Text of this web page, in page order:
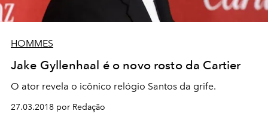
HOMMES
Jake Gyllenhaal é o novo rosto da Cartier
O ator revela o icônico relógio Santos da grife.
27.03.2018 por Redação